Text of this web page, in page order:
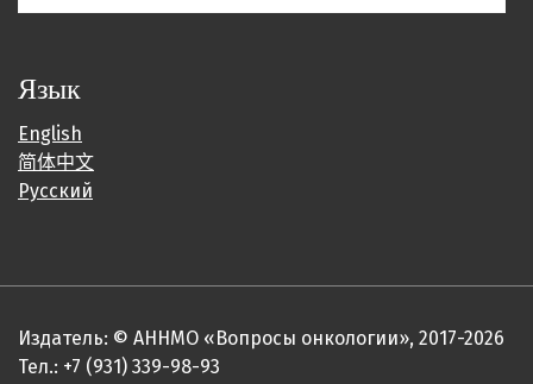
Язык
English
简体中文
Русский
Издатель: © АННМО «Вопросы онкологии», 2017-2026
Тел.: +7 (931) 339-98-93